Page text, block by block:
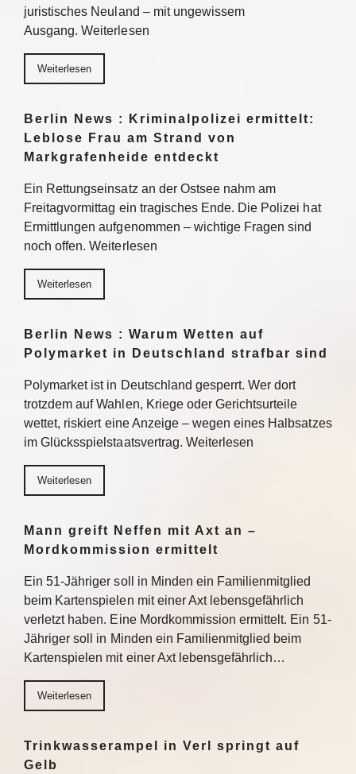
juristisches Neuland – mit ungewissem
Ausgang. Weiterlesen
Weiterlesen
Berlin News : Kriminalpolizei ermittelt:
Leblose Frau am Strand von
Markgrafenheide entdeckt
Ein Rettungseinsatz an der Ostsee nahm am
Freitagvormittag ein tragisches Ende. Die Polizei hat
Ermittlungen aufgenommen – wichtige Fragen sind
noch offen. Weiterlesen
Weiterlesen
Berlin News : Warum Wetten auf
Polymarket in Deutschland strafbar sind
Polymarket ist in Deutschland gesperrt. Wer dort
trotzdem auf Wahlen, Kriege oder Gerichtsurteile
wettet, riskiert eine Anzeige – wegen eines Halbsatzes
im Glücksspielstaatsvertrag. Weiterlesen
Weiterlesen
Mann greift Neffen mit Axt an –
Mordkommission ermittelt
Ein 51-Jähriger soll in Minden ein Familienmitglied
beim Kartenspielen mit einer Axt lebensgefährlich
verletzt haben. Eine Mordkommission ermittelt. Ein 51-
Jähriger soll in Minden ein Familienmitglied beim
Kartenspielen mit einer Axt lebensgefährlich…
Weiterlesen
Trinkwasserampel in Verl springt auf
Gelb